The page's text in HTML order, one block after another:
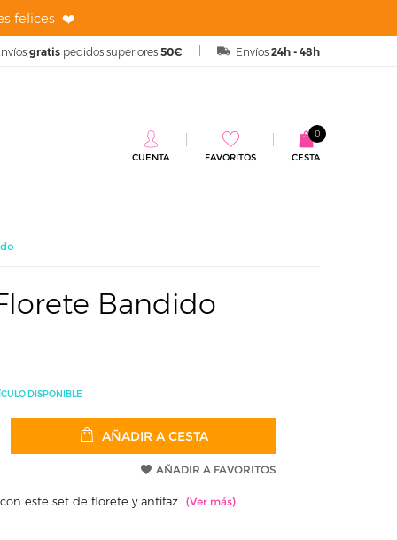
felices ❤️
Envíos 24h - 48h
gratis pedidos superiores 50€
CESTA
0
CUENTA FAVORITOS
Bandido
DISPONIBLE
AÑADIR A CESTA
AÑADIR A FAVORITOS
este set de florete y antifaz